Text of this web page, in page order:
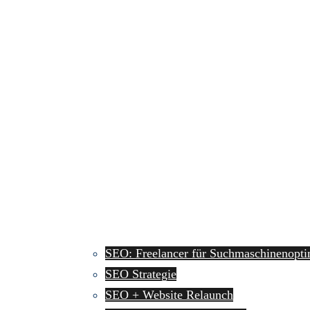
SEO: Freelancer für
SEO Strategie
SEO + Website Relaunch